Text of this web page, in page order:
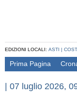
EDIZIONI LOCALI: ASTI |
Prima Pagina
| 07 luglio 2026,